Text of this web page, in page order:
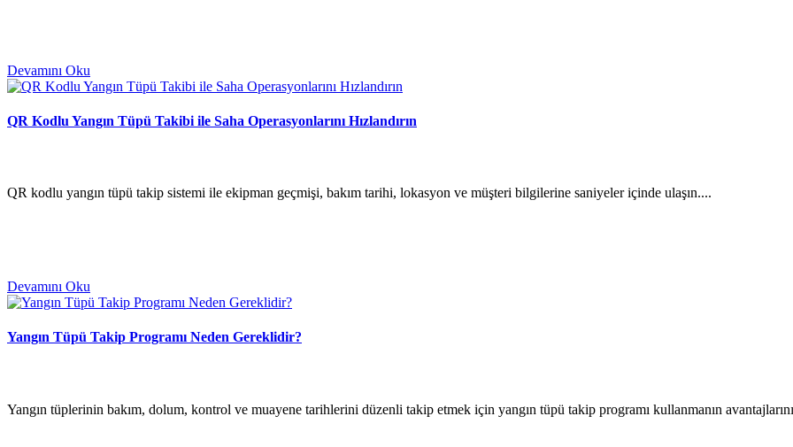
Devamını Oku
QR Kodlu Yangın Tüpü Takibi ile Saha Operasyonlarını Hızlandırın
QR kodlu yangın tüpü takip sistemi ile ekipman geçmişi, bakım tarihi, lokasyon ve müşteri bilgilerine saniyeler içinde ulaşın....
Devamını Oku
Yangın Tüpü Takip Programı Neden Gereklidir?
Yangın tüplerinin bakım, dolum, kontrol ve muayene tarihlerini düzenli takip etmek için yangın tüpü takip programı kullanmanın